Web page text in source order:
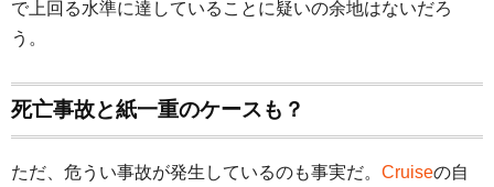
で上回る水準に達していることに疑いの余地はないだろ
う。
死亡事故と紙一重のケースも？
ただ、危うい事故が発生しているのも事実だ。 Cruiseの自